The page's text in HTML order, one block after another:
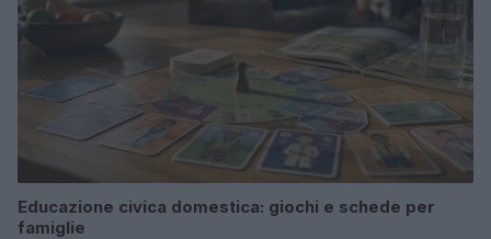
Educazione civica domestica: giochi e schede per
famiglie